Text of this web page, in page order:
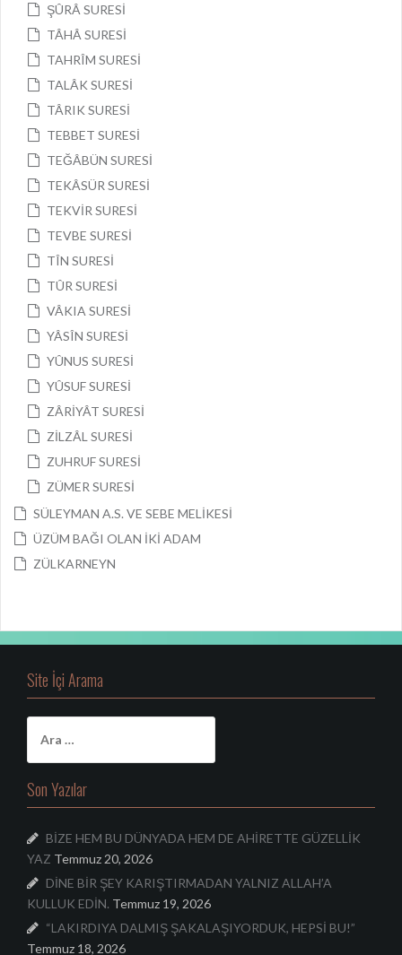
ŞÛRÂ SURESİ
TÂHÂ SURESİ
TAHRÎM SURESİ
TALÂK SURESİ
TÂRIK SURESİ
TEBBET SURESİ
TEĞÂBÜN SURESİ
TEKÂSÜR SURESİ
TEKVİR SURESİ
TEVBE SURESİ
TÎN SURESİ
TÛR SURESİ
VÂKIA SURESİ
YÂSÎN SURESİ
YÛNUS SURESİ
YÛSUF SURESİ
ZÂRİYÂT SURESİ
ZİLZÂL SURESİ
ZUHRUF SURESİ
ZÜMER SURESİ
SÜLEYMAN A.S. VE SEBE MELİKESİ
ÜZÜM BAĞI OLAN İKİ ADAM
ZÜLKARNEYN
Site İçi Arama
a
m
a
Son Yazılar
BİZE HEM BU DÜNYADA HEM DE AHİRETTE GÜZELLİK
YAZ Temmuz 20, 2026
DİNE BİR ŞEY KARIŞTIRMADAN YALNIZ ALLAH’A
KULLUK EDİN. Temmuz 19, 2026
“LAKIRDIYA DALMIŞ ŞAKALAŞIYORDUK, HEPSİ BU!”
Temmuz 18, 2026